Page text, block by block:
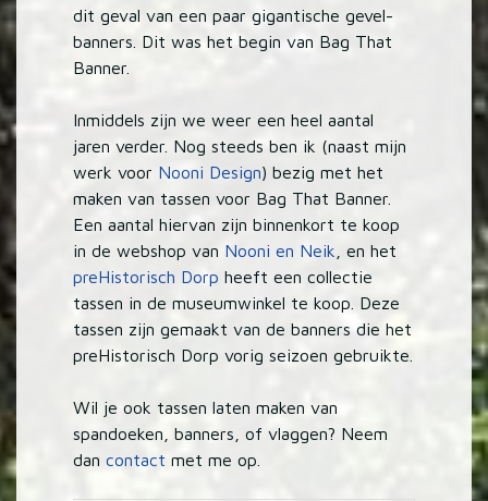
dit geval van een paar gigantische gevel-
banners. Dit was het begin van Bag That
Banner.
Inmiddels zijn we weer een heel aantal
jaren verder. Nog steeds ben ik (naast mijn
werk voor Nooni Design) bezig met het
maken van tassen voor Bag That Banner.
Een aantal hiervan zijn binnenkort te koop
in de webshop van Nooni en Neik , en het
preHistorisch Dorp heeft een collectie
tassen in de museumwinkel te koop. Deze
tassen zijn gemaakt van de banners die het
preHistorisch Dorp vorig seizoen gebruikte.
Wil je ook tassen laten maken van
spandoeken, banners, of vlaggen? Neem
dancontact met me op.